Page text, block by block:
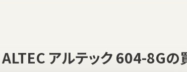
アルテック 604-8G